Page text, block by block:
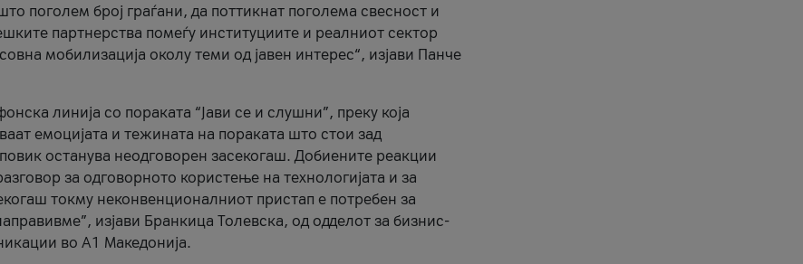
поголем број граѓани, да поттикнат поголема свесност и
партнерства помеѓу институциите и реалниот сектор
мобилизација околу теми од јавен интерес“, изјави Панче
линија со пораката “Јави се и слушни”, преку која
емоцијата и тежината на пораката што стои зад
останува неодговорен засекогаш. Добиените реакции
за одговорното користење на технологијата и за
токму неконвенционалниот пристап е потребен за
изјави Бранкица Толевска, од одделот за бизнис-
во А1 Македонија.